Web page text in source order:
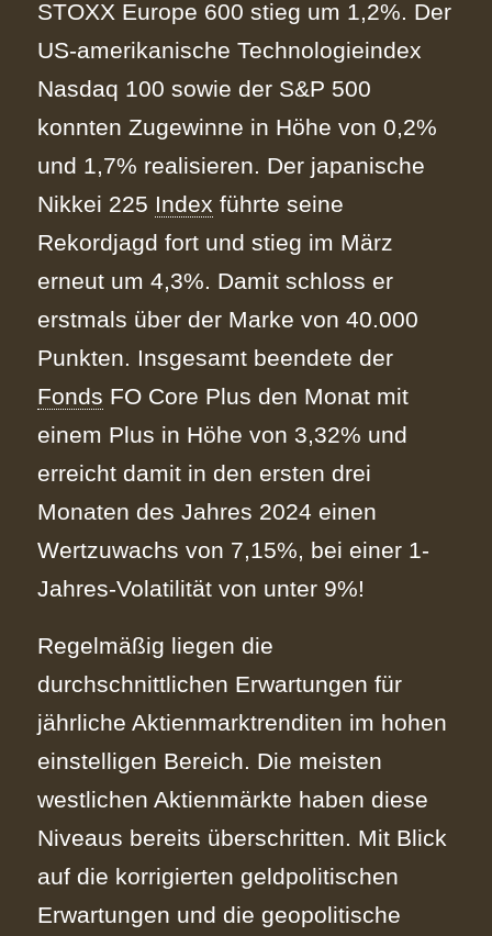
STOXX Europe 600 stieg um 1,2%. Der
US-amerikanische Technologieindex
Nasdaq 100 sowie der S&P 500
konnten Zugewinne in Höhe von 0,2%
und 1,7% realisieren. Der japanische
Nikkei 225 Index führte seine
Rekordjagd fort und stieg im März
erneut um 4,3%. Damit schloss er
erstmals über der Marke von 40.000
Punkten. Insgesamt beendete der
Fonds FO Core Plus den Monat mit
einem Plus in Höhe von 3,32% und
erreicht damit in den ersten drei
Monaten des Jahres 2024 einen
Wertzuwachs von 7,15%, bei einer 1-
Jahres-Volatilität von unter 9%!
Regelmäßig liegen die
durchschnittlichen Erwartungen für
jährliche Aktienmarktrenditen im hohen
einstelligen Bereich. Die meisten
westlichen Aktienmärkte haben diese
Niveaus bereits überschritten. Mit Blick
auf die korrigierten geldpolitischen
Erwartungen und die geopolitische